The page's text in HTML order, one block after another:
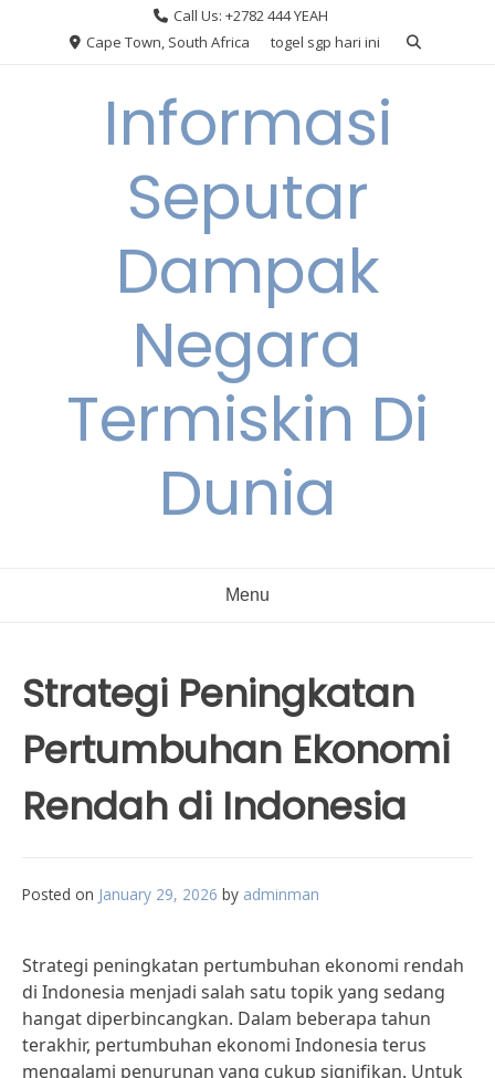
Call Us: +2782 444 YEAH
Cape Town, South Africa
togel sgp hari ini
Informasi
Seputar
Dampak
Negara
Termiskin Di
Dunia
Menu
Strategi Peningkatan
Pertumbuhan Ekonomi
Rendah di Indonesia
Posted on January 29, 2026 by adminman
Strategi peningkatan pertumbuhan ekonomi rendah
di Indonesia menjadi salah satu topik yang sedang
hangat diperbincangkan. Dalam beberapa tahun
terakhir, pertumbuhan ekonomi Indonesia terus
mengalami penurunan yang cukup signifikan. Untuk